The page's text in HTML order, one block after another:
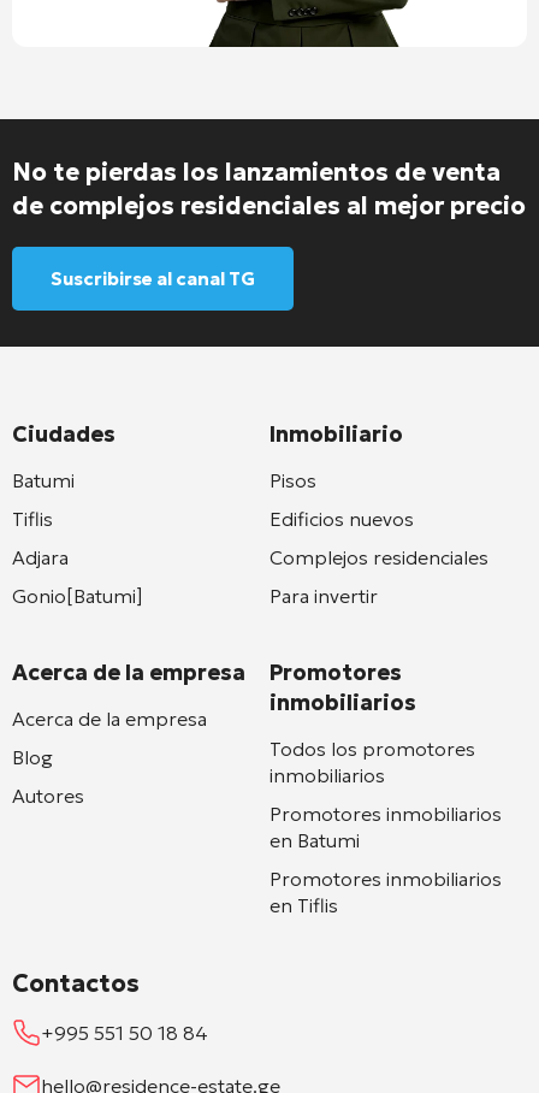
No te pierdas los lanzamientos de venta
de complejos residenciales al mejor precio
Suscribirse al canal TG
Ciudades
Batumi
Tiflis
Adjara
Gonio[Batumi]
Acerca de la empresa
Acerca de la empresa
Blog
Autores
Inmobiliario
Pisos
Edificios nuevos
Complejos residenciales
Para invertir
Promotores
inmobiliarios
Todos los promotores
inmobiliarios
Promotores inmobiliarios
en Batumi
Promotores inmobiliarios
en Tiflis
Contactos
+995 551 50 18 84
hello@residence-estate.ge